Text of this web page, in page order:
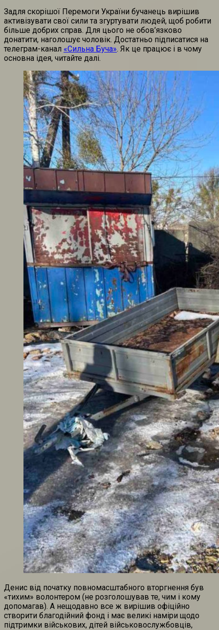
Задля скорішої Перемоги України бучанець вирішив
активізувати свої сили та згуртувати людей, щоб робити
більше добрих справ. Для цього не обов’язково
донатити, наголошує чоловік. Достатньо підписатися на
телеграм-канал «Сильна Буча». Як це працює і в чому
основна ідея, читайте далі.
Денис від початку повномасштабного вторгнення був
«тихим» волонтером (не розголошував те, чим і кому
допомагав). А нещодавно все ж вирішив офіційно
створити благодійний фонд і має великі наміри щодо
підтримки військових, дітей військовослужбовців,